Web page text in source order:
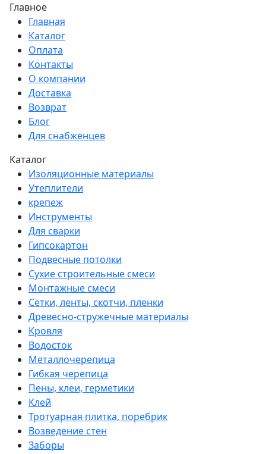
Главное
Главная
Каталог
Оплата
Контакты
О компании
Доставка
Возврат
Блог
Для снабженцев
Каталог
Изоляционные материалы
Утеплители
крепеж
Инструменты
Для сварки
Гипсокартон
Подвесные потолки
Сухие строительные смеси
Монтажные смеси
Сетки, ленты, скотчи, пленки
Древесно-стружечные материалы
Кровля
Водосток
Металлочерепица
Гибкая черепица
Пены, клеи, герметики
Клей
Тротуарная плитка, поребрик
Возведение стен
Заборы